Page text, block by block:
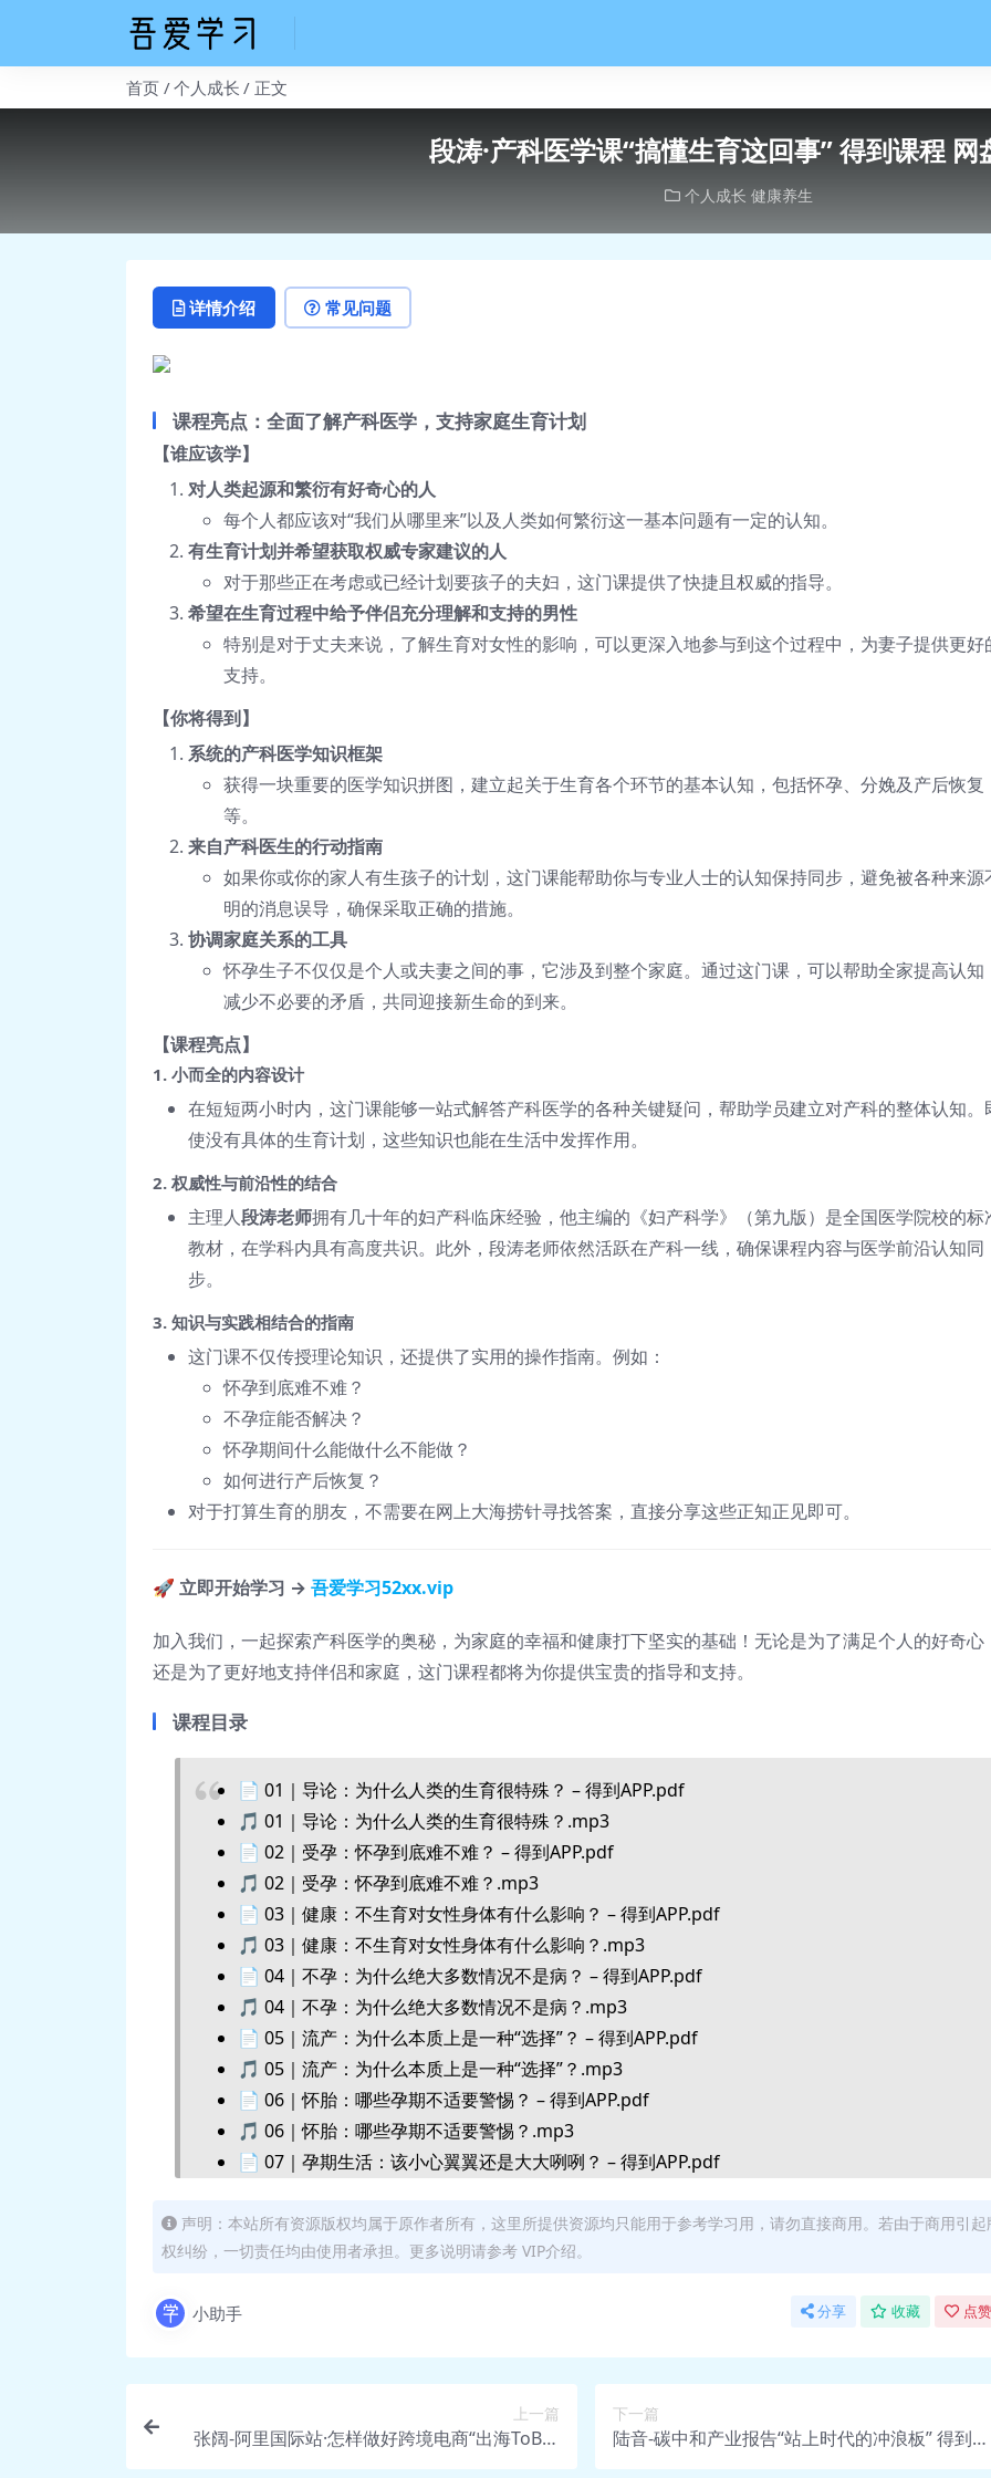
首页 个人成长 正文
段涛·产科医学课“搞懂生育这回事” 得到课程 网
个人成长 健康养生
详情介绍 常见问题
课程亮点：全面了解产科医学，支持家庭生育计划
【谁应该学】
对人类起源和繁衍有好奇心的人
每个人都应该对“我们从哪里来”以及人类如何繁衍这一基本问题有一定的认知。
有生育计划并希望获取权威专家建议的人
对于那些正在考虑或已经计划要孩子的夫妇，这门课提供了快捷且权威的指导。
希望在生育过程中给予伴侣充分理解和支持的男性
特别是对于丈夫来说，了解生育对女性的影响，可以更深入地参与到这个过程中，为妻子提供更好
支持。
【你将得到】
系统的产科医学知识框架
获得一块重要的医学知识拼图，建立起关于生育各个环节的基本认知，包括怀孕、分娩及产后恢复
等。
来自产科医生的行动指南
如果你或你的家人有生孩子的计划，这门课能帮助你与专业人士的认知保持同步，避免被各种来源
明的消息误导，确保采取正确的措施。
协调家庭关系的工具
怀孕生子不仅仅是个人或夫妻之间的事，它涉及到整个家庭。通过这门课，可以帮助全家提高认知
减少不必要的矛盾，共同迎接新生命的到来。
【课程亮点】
1. 小而全的内容设计
在短短两小时内，这门课能够一站式解答产科医学的各种关键疑问，帮助学员建立对产科的整体认知。
使没有具体的生育计划，这些知识也能在生活中发挥作用。
2. 权威性与前沿性的结合
主理人段涛老师拥有几十年的妇产科临床经验，他主编的《妇产科学》（第九版）是全国医学院校的标
教材，在学科内具有高度共识。此外，段涛老师依然活跃在产科一线，确保课程内容与医学前沿认知同
步。
3. 知识与实践相结合的指南
这门课不仅传授理论知识，还提供了实用的操作指南。例如：
怀孕到底难不难？
不孕症能否解决？
怀孕期间什么能做什么不能做？
如何进行产后恢复？
对于打算生育的朋友，不需要在网上大海捞针寻找答案，直接分享这些正知正见即可。
🚀 立即开始学习 → 吾爱学习52xx.vip
加入我们，一起探索产科医学的奥秘，为家庭的幸福和健康打下坚实的基础！无论是为了满足个人的好奇心
还是为了更好地支持伴侣和家庭，这门课程都将为你提供宝贵的指导和支持。
课程目录
📄 01｜导论：为什么人类的生育很特殊？ – 得到APP.pdf
🎵 01｜导论：为什么人类的生育很特殊？.mp3
📄 02｜受孕：怀孕到底难不难？ – 得到APP.pdf
🎵 02｜受孕：怀孕到底难不难？.mp3
📄 03｜健康：不生育对女性身体有什么影响？ – 得到APP.pdf
🎵 03｜健康：不生育对女性身体有什么影响？.mp3
📄 04｜不孕：为什么绝大多数情况不是病？ – 得到APP.pdf
🎵 04｜不孕：为什么绝大多数情况不是病？.mp3
📄 05｜流产：为什么本质上是一种“选择”？ – 得到APP.pdf
🎵 05｜流产：为什么本质上是一种“选择”？.mp3
📄 06｜怀胎：哪些孕期不适要警惕？ – 得到APP.pdf
🎵 06｜怀胎：哪些孕期不适要警惕？.mp3
📄 07｜孕期生活：该小心翼翼还是大大咧咧？ – 得到APP.pdf
📄 08｜分娩：顺产好还是剖宫产好？ – 得到APP.pdf
🎵 08｜分娩：顺产好还是剖宫产好？.mp3
🎵 09｜医院产房：医生最担心什么问题？.mp3
📄 11｜坐月子：老规矩到底要不要听？ – 得到APP.pdf
🎵 11｜坐月子：老规矩到底要不要听？.mp3
声明：本站所有资源版权均属于原作者所有，这里所提供资源均只能用于参考学习用，请勿直接商用。若由于商用引起
权纠纷，一切责任均由使用者承担。更多说明请参考 VIP介绍。
小助手 分享 收藏 点
上一篇
张阔-阿里国际站·怎样做好跨境电商“出海ToB正
下一篇
陆音-碳中和产业报告“站上时代的冲浪板” 得到课